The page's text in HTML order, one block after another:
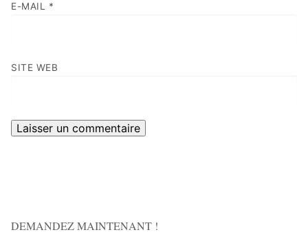
E-MAIL *
SITE WEB
DEMANDEZ MAINTENANT !